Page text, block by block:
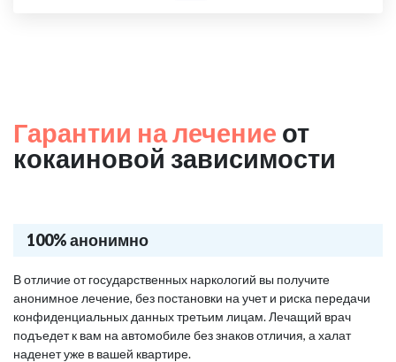
Гарантии на лечение от
кокаиновой зависимости
100% анонимно
В отличие от государственных наркологий вы получите
анонимное лечение, без постановки на учет и риска передачи
конфиденциальных данных третьим лицам. Лечащий врач
подъедет к вам на автомобиле без знаков отличия, а халат
наденет уже в вашей квартире.